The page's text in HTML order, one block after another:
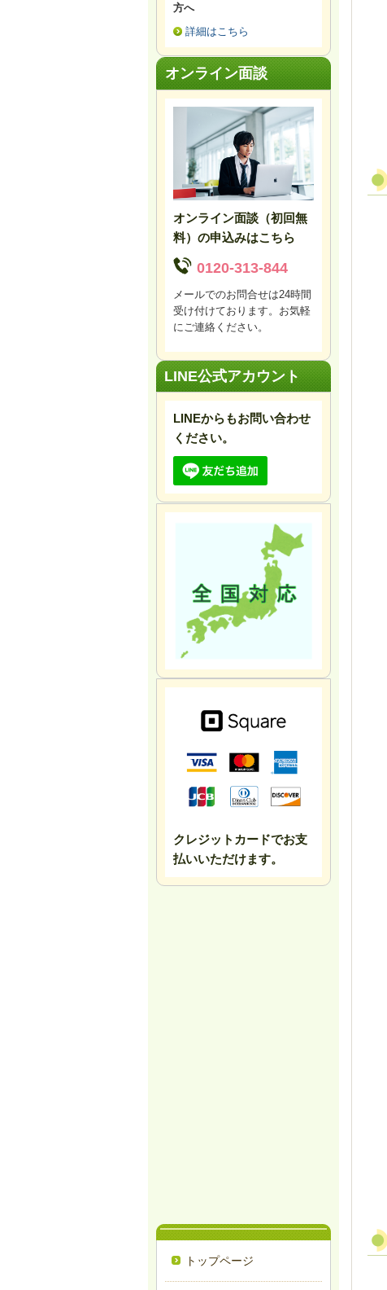
方へ
詳細はこちら
オンライン面談
オンライン面談（初回無
料）の申込みはこちら
0120-313-844
メールでのお問合せは24時間
受け付けております。お気軽
にご連絡ください。
LINE公式アカウント
LINEからもお問い合わせ
ください。
クレジットカードでお支
払いいただけます。
トップページ